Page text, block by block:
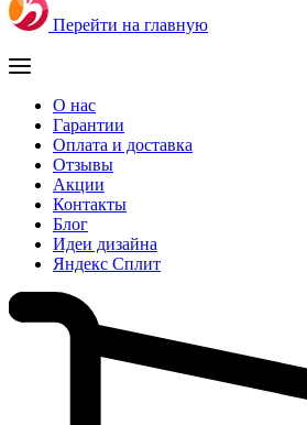
Перейти на главную
О нас
Гарантии
Оплата и доставка
Отзывы
Акции
Контакты
Блог
Идеи дизайна
Яндекс Сплит